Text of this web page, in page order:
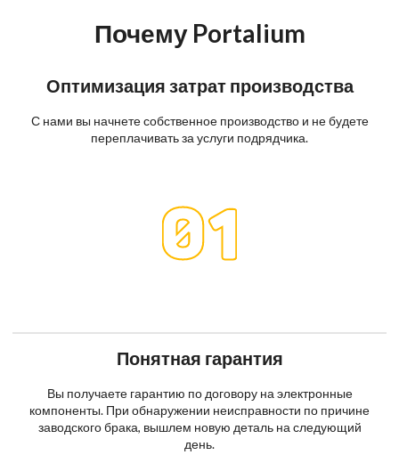
Почему Portalium
Оптимизация затрат производства
С нами вы начнете собственное производство и не будете
переплачивать за услуги подрядчика.
Понятная гарантия
Вы получаете гарантию по договору на электронные
компоненты. При обнаружении неисправности по причине
заводского брака, вышлем новую деталь на следующий
день.